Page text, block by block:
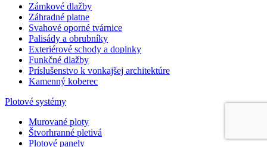
Zámkové dlažby
Záhradné platne
Svahové oporné tvárnice
Palisády a obrubníky
Exteriérové schody a doplnky
Funkčné dlažby
Príslušenstvo k vonkajšej architektúre
Kamenný koberec
Plotové systémy
Murované ploty
Štvorhranné pletivá
Plotové panely